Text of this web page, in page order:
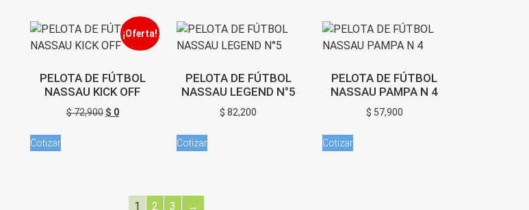
¡Oferta!
PELOTA DE FÚTBOL
NASSAU KICK OFF
$72,900 El
$ 0El
Cotizar
PELOTA DE FÚTBOL
NASSAU LEGEND N°5
$ 82,200
Cotizar
PELOTA DE FÚTBOL
NASSAU PAMPA N 4
$ 57,900
Cotizar
1 2 3 →